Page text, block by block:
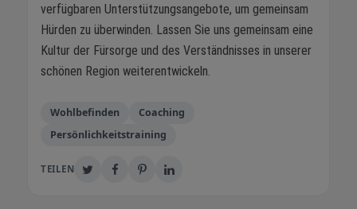
verfügbaren Unterstützungsangebote, um gemeinsam
Hürden zu überwinden. Lassen Sie uns gemeinsam eine
Kultur der Fürsorge und des Verständnisses in unserer
schönen Region weiterentwickeln.
Wohlbefinden
Coaching
Persönlichkeitstraining
TEILEN